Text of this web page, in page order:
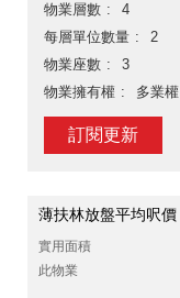
物業層數
4
每層單位數量
2
物業座數
3
物業擁有權
多業權
訂閱更新
薄扶林放盤平均呎價
實用面積
此物業